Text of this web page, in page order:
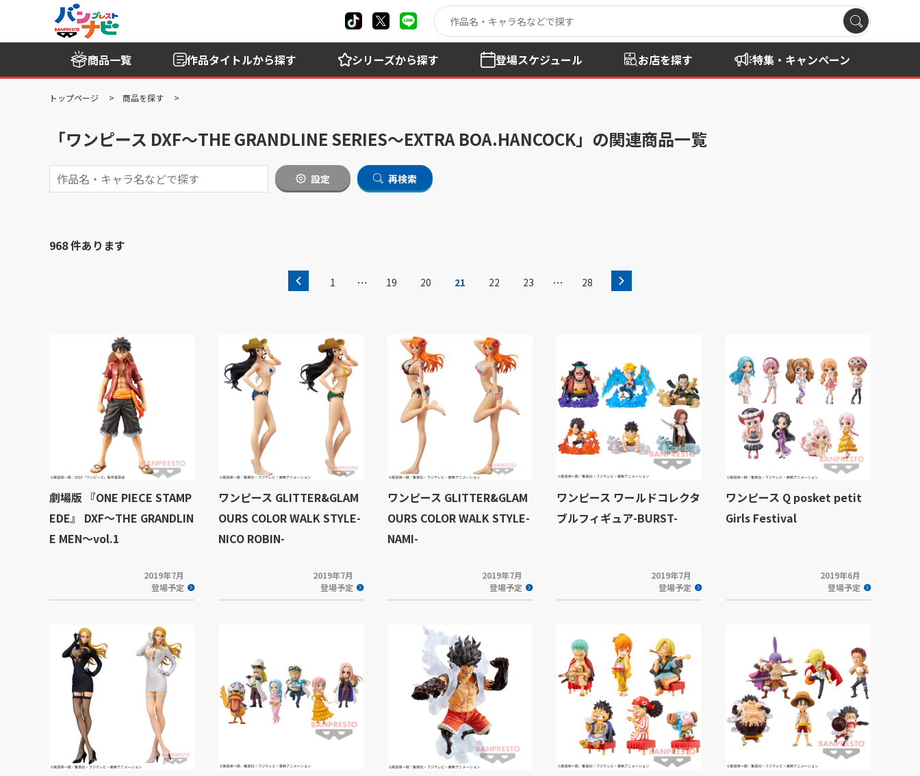
商品一覧 作品タイトルから探す シリーズから探す 登場スケジュール お店を探す 特集・キャンペーン
トップページ 商品を探す
「ワンピース DXF～THE GRANDLINE SERIES～EXTRA BOA.HANCOCK」の関連商品一覧
設定 再検索
968 件あります
1 … 19 20 21 22 23 … 28
劇場版 『ONE PIECE STAMP
EDE』 DXF～THE GRANDLIN
E MEN～vol.1
2019年7月
登場予定
ワンピース GLITTER&GLAM
OURS COLOR WALK STYLE-
NICO ROBIN-
2019年7月
登場予定
ワンピース GLITTER&GLAM
OURS COLOR WALK STYLE-
NAMI-
2019年7月
登場予定
ワンピース ワールドコレクタ
ブルフィギュア-BURST-
2019年7月
登場予定
ワンピース Q posket petit
Girls Festival
2019年6月
登場予定